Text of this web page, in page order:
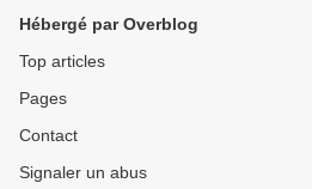
Hébergé par Overblog
Top articles
Pages
Contact
Signaler un abus